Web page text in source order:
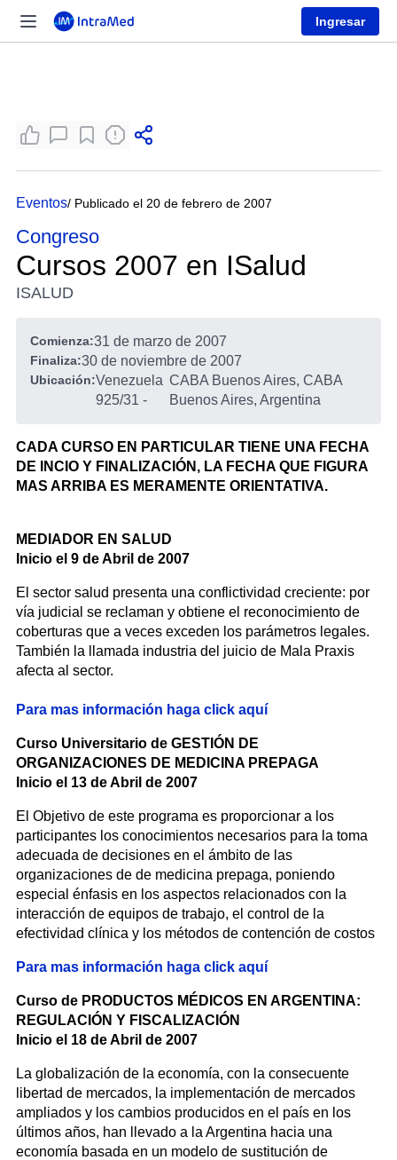
Ingresar
Eventos/ Publicado el 20 de febrero de 2007
Congreso
Cursos 2007 en ISalud
ISALUD
Comienza:31 de marzo de 2007
Finaliza:30 de noviembre de 2007
Ubicación:Venezuela
925/31 -
CABA Buenos Aires, CABA
Buenos Aires, Argentina
CADA CURSO EN PARTICULAR TIENE UNA FECHA
DE INCIO Y FINALIZACIÓN, LA FECHA QUE FIGURA
MAS ARRIBA ES MERAMENTE ORIENTATIVA.
MEDIADOR EN SALUD
Inicio el 9 de Abril de 2007
El sector salud presenta una conflictividad creciente: por
vía judicial se reclaman y obtiene el reconocimiento de
coberturas que a veces exceden los parámetros legales.
También la llamada industria del juicio de Mala Praxis
afecta al sector.
Para mas información haga click aquí
Curso Universitario de GESTIÓN DE
ORGANIZACIONES DE MEDICINA PREPAGA
Inicio el 13 de Abril de 2007
El Objetivo de este programa es proporcionar a los
participantes los conocimientos necesarios para la toma
adecuada de decisiones en el ámbito de las
organizaciones de de medicina prepaga, poniendo
especial énfasis en los aspectos relacionados con la
interacción de equipos de trabajo, el control de la
efectividad clínica y los métodos de contención de costos
Para mas información haga click aquí
Curso de PRODUCTOS MÉDICOS EN ARGENTINA:
REGULACIÓN Y FISCALIZACIÓN
Inicio el 18 de Abril de 2007
La globalización de la economía, con la consecuente
libertad de mercados, la implementación de mercados
ampliados y los cambios producidos en el país en los
últimos años, han llevado a la Argentina hacia una
economía basada en un modelo de sustitución de